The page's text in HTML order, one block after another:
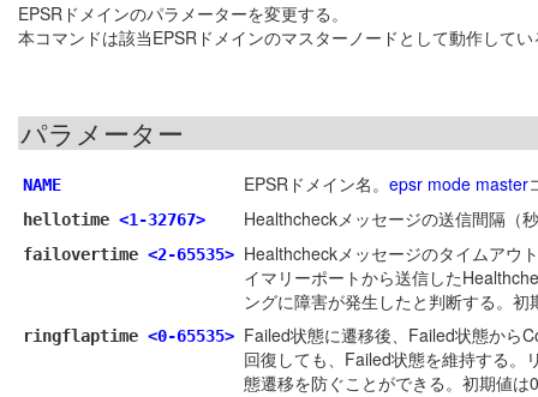
EPSRドメインのパラメーターを変更する。
本コマンドは該当EPSRドメインのマスターノードとして動作して
パラメーター
NAME EPSRドメイン名。 epsr mode master
hellotime <1-32767> Healthcheckメッセージの送信間隔（
failovertime <2-65535> Healthcheckメッセージのタイムアウ
イマリーポートから送信した
ングに障害が発生したと判断する。初
ringflaptime <0-65535> Failed状態に遷移後、Failed状態から
回復しても、Failed状態を維持する。
態遷移を防ぐことができる。初期値は0